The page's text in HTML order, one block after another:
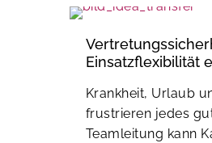
Einsatzflexibilität
Krankheit, Urlaub
frustrieren jedes
Teamleitung kann